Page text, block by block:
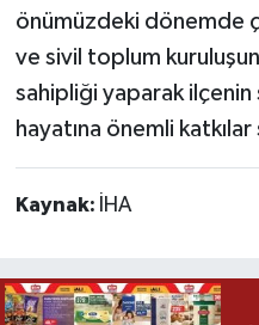
önümüzdeki dönemde
ve sivil toplum
sahipliği yaparak ilçenin
hayatına önemli
Kaynak: İHA